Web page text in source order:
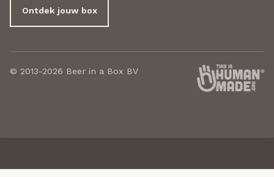
Ontdek jouw box
© 2013-2026 Beer in a Box BV